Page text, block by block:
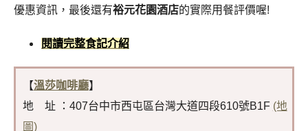
優惠資訊，最後還有裕元花園酒店的實際用餐評價喔!
閱讀完整食記介紹
【溫莎咖啡廳】
地 址 ：407台中市西屯區台灣大道四段610號B1F (地
圖)